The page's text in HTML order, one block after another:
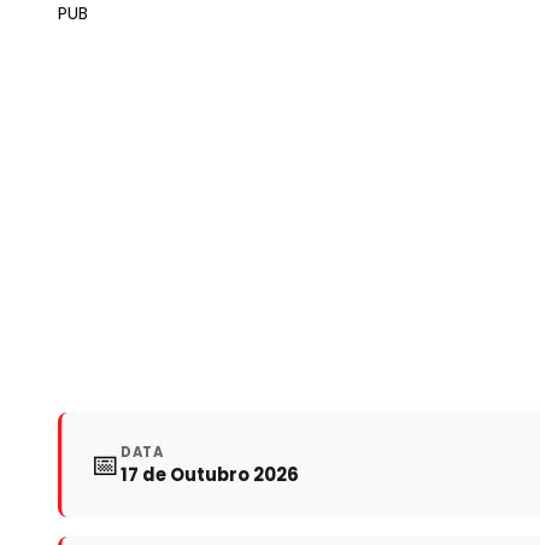
PUB
📅 DATA
17 de Outubro 2026